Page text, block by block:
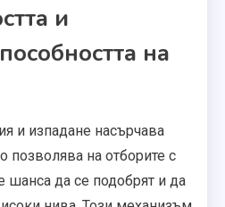
и
на
и изпадане насърчава
позволява на отборите с
шанса да се подобрят и да